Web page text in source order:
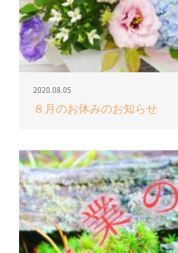
2020.08.05
８月のお休みのお知らせ